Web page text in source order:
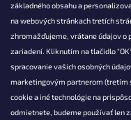
základného obsahu a
na webových stránkach tretích
zhromažďujeme, vrátane údajov o
zariadení. Kliknutím na tlačidlo
spracovanie vašich osobných
marketingovým partnerom (tretím
cookie a iné technológie na
odmietnete, budeme používať len
KONTAKT
info@falanzo.sk
Falanzo.sk
FalanzoSK